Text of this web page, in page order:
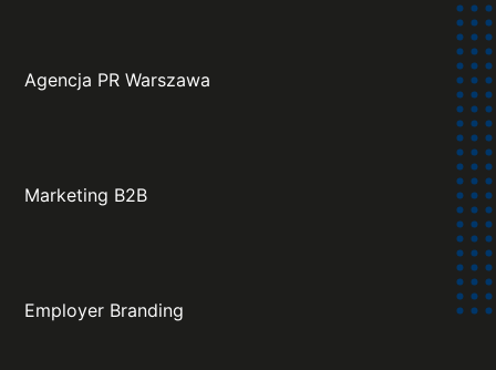
Agencja PR Warszawa
Marketing B2B
Employer Branding